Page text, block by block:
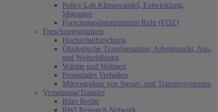
Policy Lab Klimawandel, Entwicklung,
Migration
Forschungsdatenzentrum Ruhr (FDZ)
Forschungsgruppen
Hochschulforschung
Ökologische Transformation, Arbeitsmarkt, Aus-
und Weiterbildung
Wärme und Wohnen
Prosoziales Verhalten
Mikrostruktur von Steuer- und Transfersystemen
Vernetzung/Transfer
Büro Berlin
RWI Research Network